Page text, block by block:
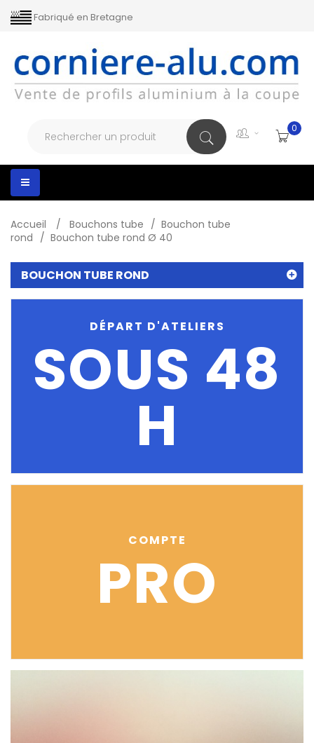
Fabriqué en Bretagne
0
Toggle
navigation
Accueil Bouchons tube
Bouchon tube
rond
Bouchon tube rond Ø 40
BOUCHON TUBE ROND
DÉPART D'ATELIERS
SOUS 48
H
COMPTE
PRO